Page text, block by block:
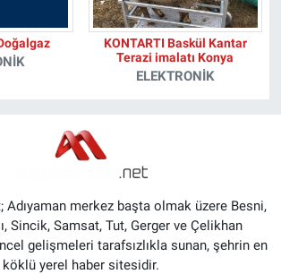
KONTARTI Baskül Kantar
Terazi imalatı Konya
ELEKTRONIK
Adıyaman merkez başta olmak üzere Besni,
Sincik, Samsat, Tut, Gerger ve Çelikhan
gelişmeleri tarafsızlıkla sunan, şehrin en
köklü yerel haber sitesidir.